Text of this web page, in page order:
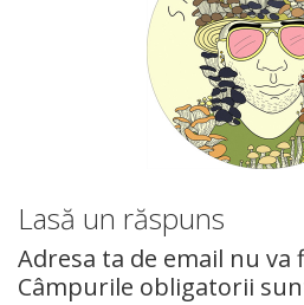
Lasă un răspuns
Adresa ta de email nu va
Câmpurile obligatorii